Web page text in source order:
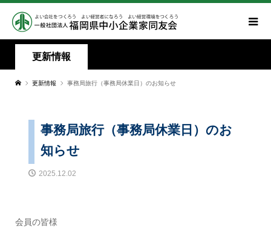
更新情報
更新情報 事務局旅行（事務局休業日）のお知らせ
事務局旅行（事務局休業日）のお
知らせ
2025.12.02
会員の皆様